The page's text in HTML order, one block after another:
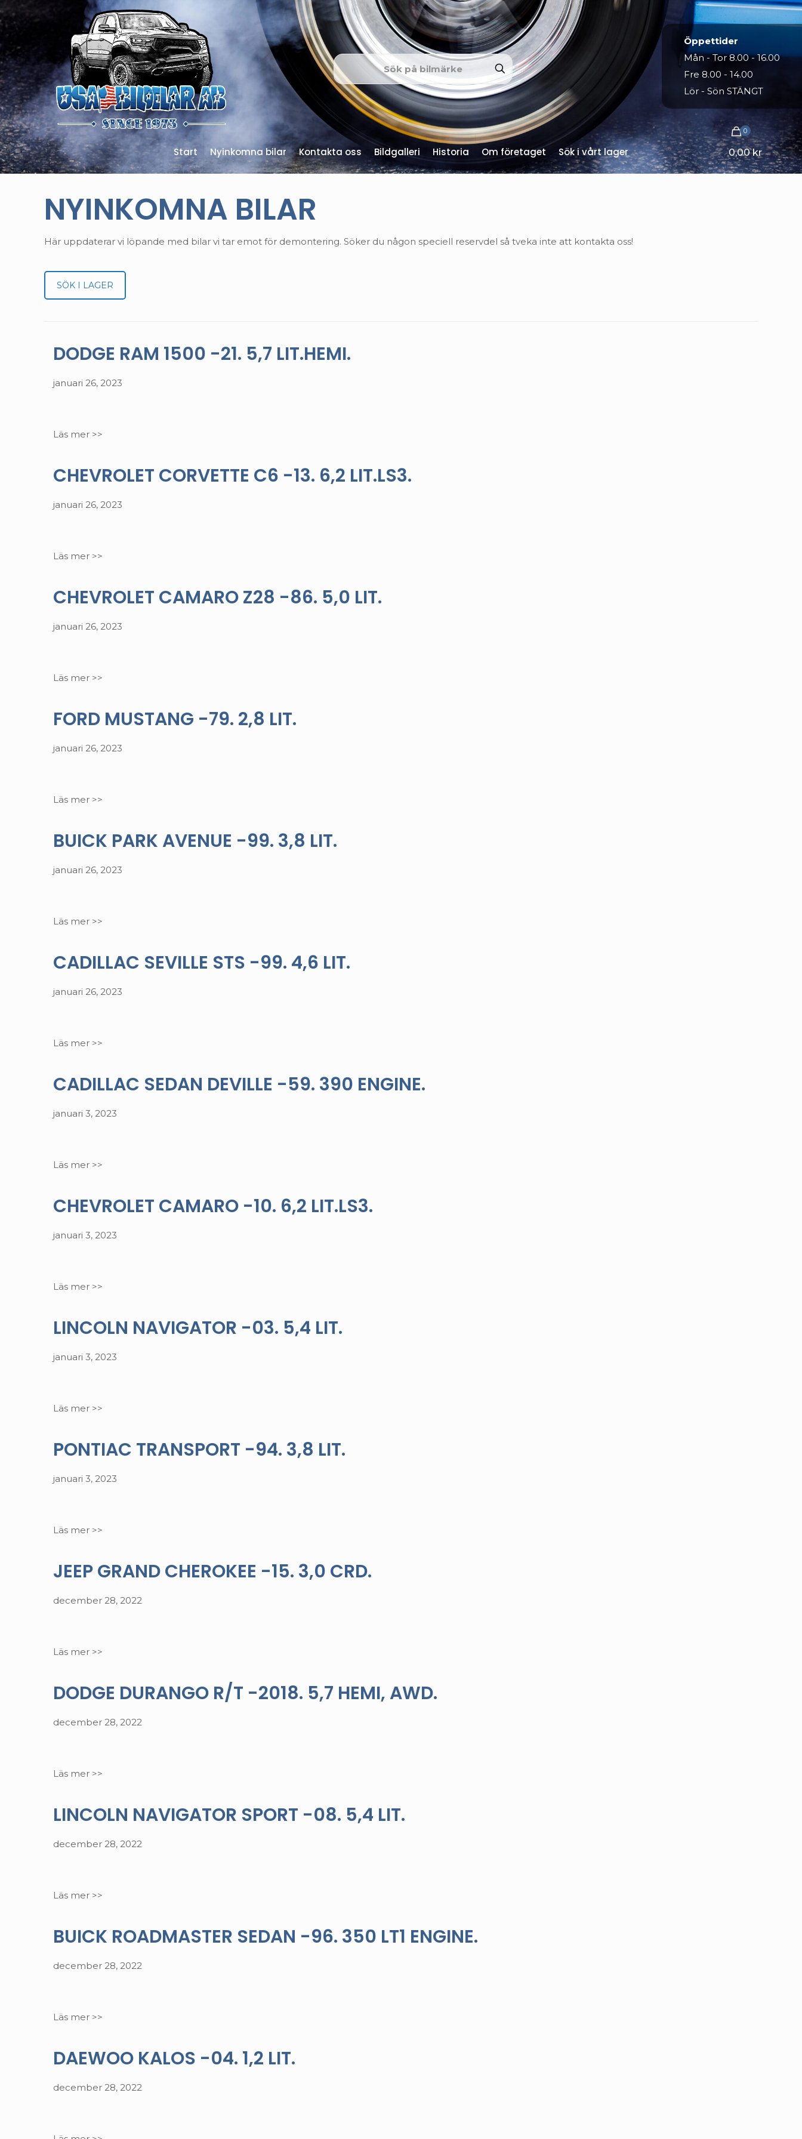
0
0,00 kr
Start Nyinkomna bilar Kontakta oss Bildgalleri Historia Om företaget Sök i vårt lager
Öppettider
Mån - Tor 8.00 - 16.00
Fre 8.00 - 14.00
Lör - Sön STÄNGT
NYINKOMNA BILAR
Här uppdaterar vi löpande med bilar vi tar emot för demontering. Söker du någon speciell reservdel så tveka inte att kontakta oss!
SÖK I LAGER
DODGE RAM 1500 -21. 5,7 LIT.HEMI.
januari 26, 2023
Läs mer >>
CHEVROLET CORVETTE C6 -13. 6,2 LIT.LS3.
januari 26, 2023
Läs mer >>
CHEVROLET CAMARO Z28 -86. 5,0 LIT.
januari 26, 2023
Läs mer >>
FORD MUSTANG -79. 2,8 LIT.
januari 26, 2023
Läs mer >>
BUICK PARK AVENUE -99. 3,8 LIT.
januari 26, 2023
Läs mer >>
CADILLAC SEVILLE STS -99. 4,6 LIT.
januari 26, 2023
Läs mer >>
CADILLAC SEDAN DEVILLE -59. 390 ENGINE.
januari 3, 2023
Läs mer >>
CHEVROLET CAMARO -10. 6,2 LIT.LS3.
januari 3, 2023
Läs mer >>
LINCOLN NAVIGATOR -03. 5,4 LIT.
januari 3, 2023
Läs mer >>
PONTIAC TRANSPORT -94. 3,8 LIT.
januari 3, 2023
Läs mer >>
JEEP GRAND CHEROKEE -15. 3,0 CRD.
december 28, 2022
Läs mer >>
DODGE DURANGO R/T -2018. 5,7 HEMI, AWD.
december 28, 2022
Läs mer >>
LINCOLN NAVIGATOR SPORT -08. 5,4 LIT.
december 28, 2022
Läs mer >>
BUICK ROADMASTER SEDAN -96. 350 LT1 ENGINE.
december 28, 2022
Läs mer >>
DAEWOO KALOS -04. 1,2 LIT.
december 28, 2022